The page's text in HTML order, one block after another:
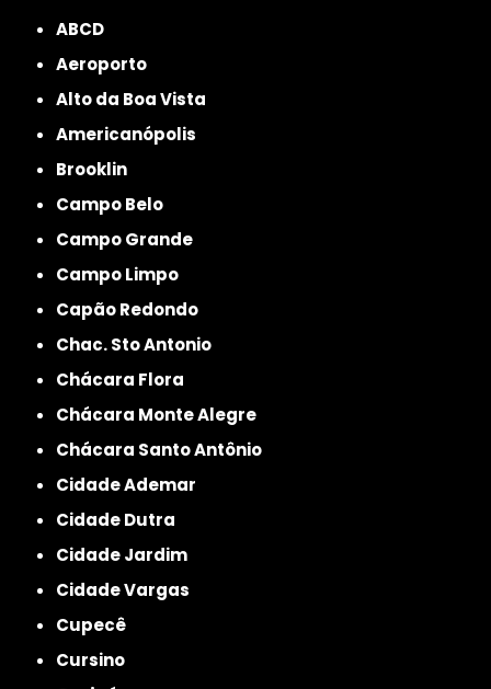
ABCD
Aeroporto
Alto da Boa Vista
Americanópolis
Brooklin
Campo Belo
Campo Grande
Campo Limpo
Capão Redondo
Chac. Sto Antonio
Chácara Flora
Chácara Monte Alegre
Chácara Santo Antônio
Cidade Ademar
Cidade Dutra
Cidade Jardim
Cidade Vargas
Cupecê
Cursino